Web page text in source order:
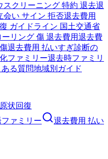
スクリーニング 特約 退去退
会い サイン 拒否退去費用
ガイドライン 国土交通省
ーリング 傷 退去費用退去費
退去費用 払いすぎ診断の
ファミリー退去時ファミリ
る質問地域別ガイド
状回復
ァミリー
退去費用 払い